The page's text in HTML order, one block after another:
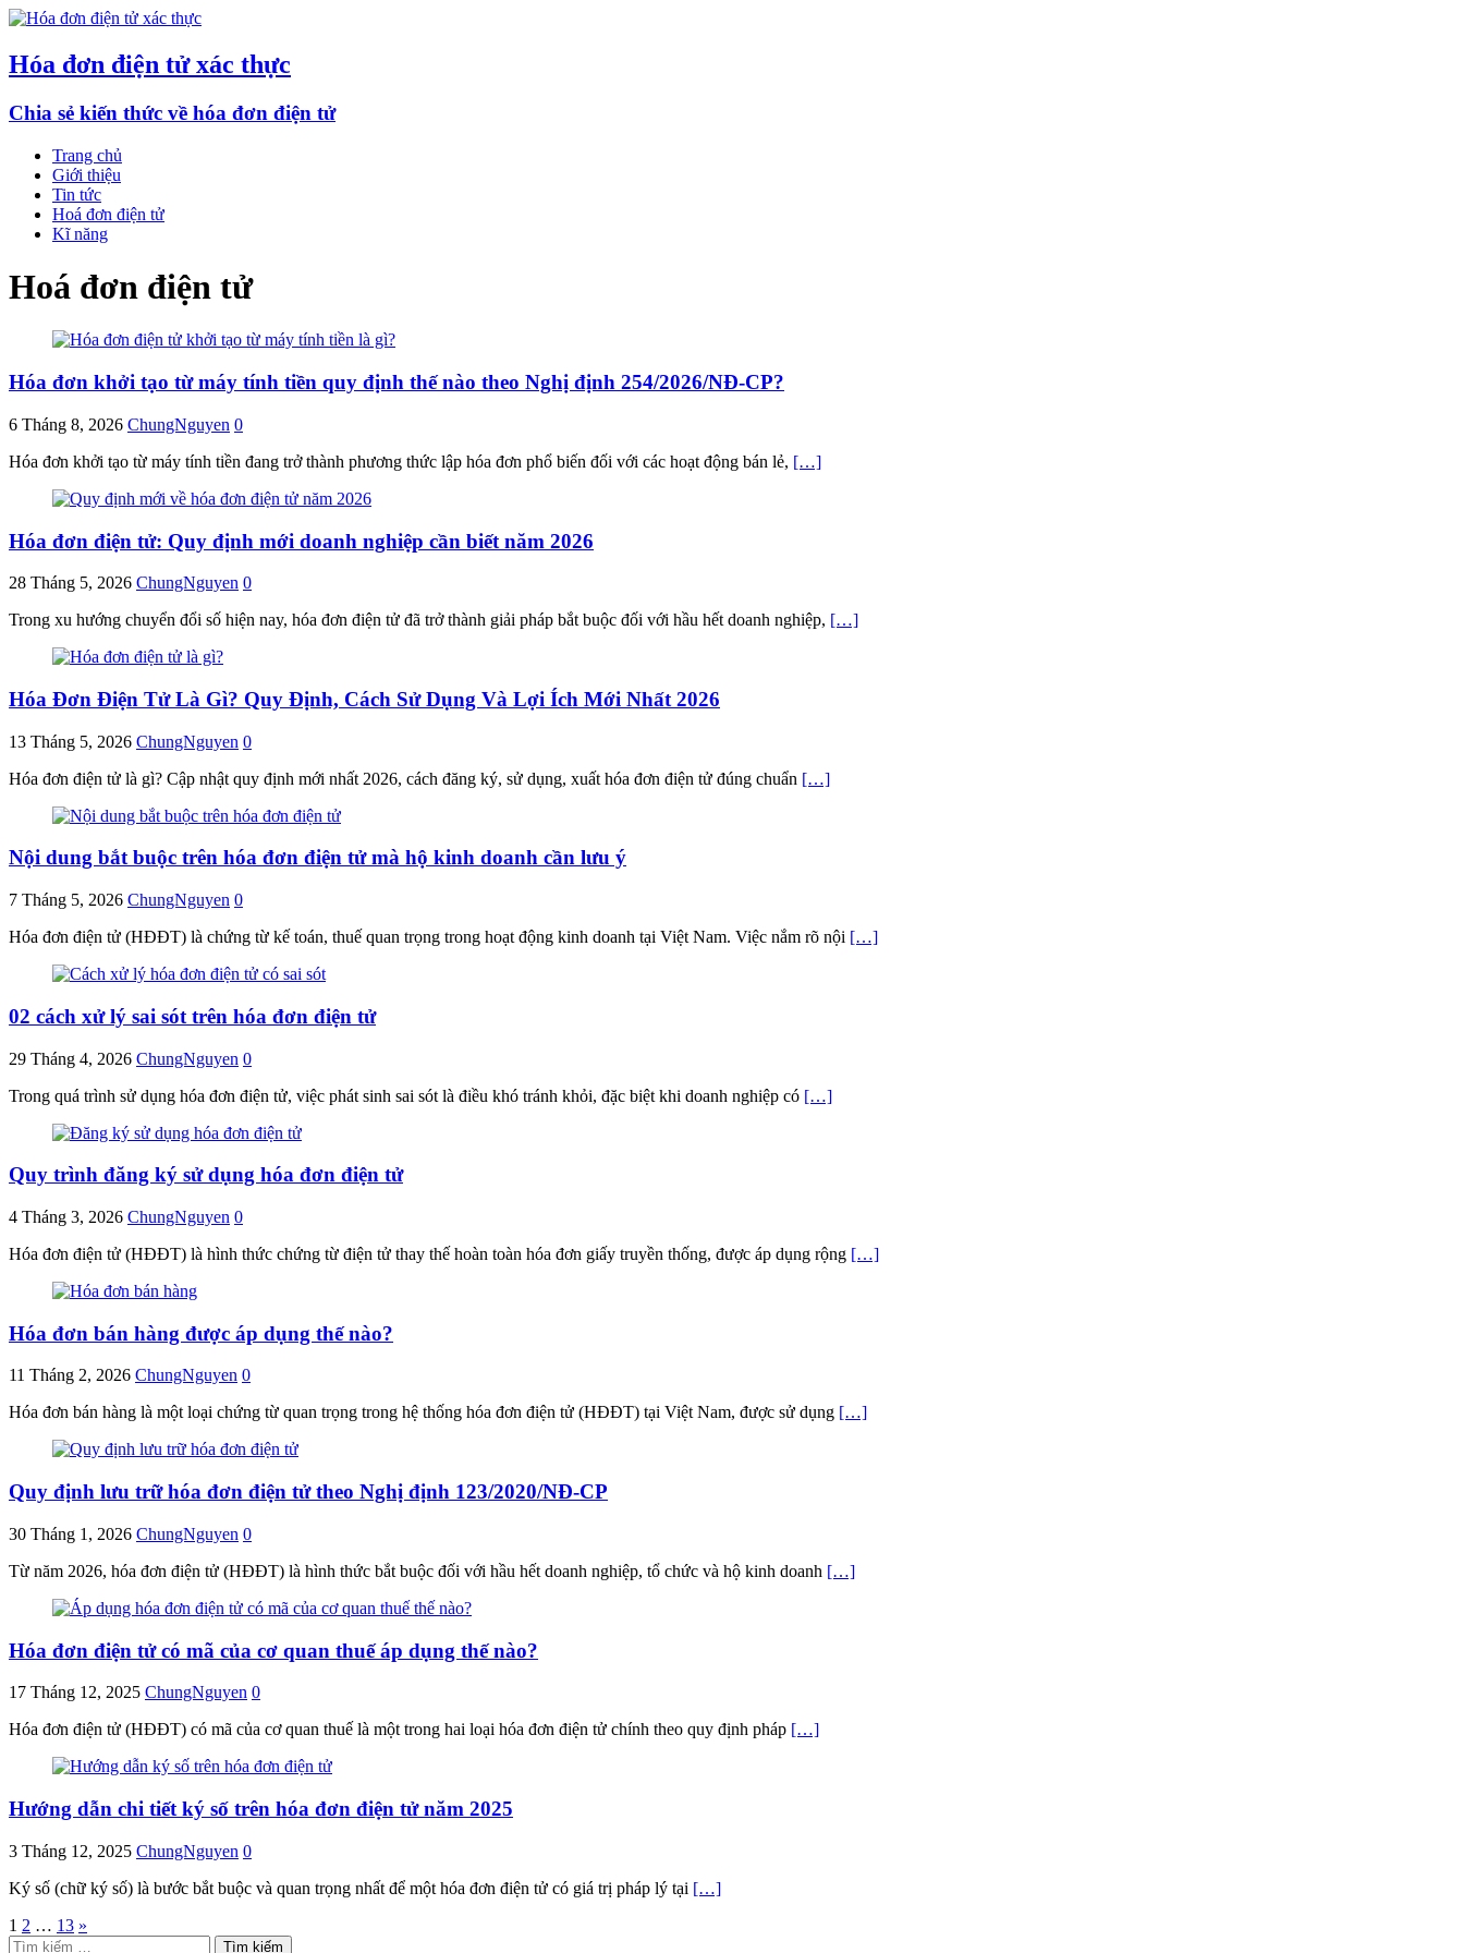
Hóa đơn điện tử xác thực
Chia sẻ kiến thức về hóa đơn điện tử
Trang chủ
Giới thiệu
Tin tức
Hoá đơn điện tử
Kĩ năng
Hoá đơn điện tử
Hóa đơn khởi tạo từ máy tính tiền quy định thế nào theo Nghị định 254/2026/NĐ-CP?
6 Tháng 8, 2026 ChungNguyen 0
Hóa đơn khởi tạo từ máy tính tiền đang trở thành phương thức lập hóa đơn phổ biến đối với các hoạt động bán lẻ, […]
Hóa đơn điện tử: Quy định mới doanh nghiệp cần biết năm 2026
28 Tháng 5, 2026 ChungNguyen 0
Trong xu hướng chuyển đổi số hiện nay, hóa đơn điện tử đã trở thành giải pháp bắt buộc đối với hầu hết doanh nghiệp, […]
Hóa Đơn Điện Tử Là Gì? Quy Định, Cách Sử Dụng Và Lợi Ích Mới Nhất 2026
13 Tháng 5, 2026 ChungNguyen 0
Hóa đơn điện tử là gì? Cập nhật quy định mới nhất 2026, cách đăng ký, sử dụng, xuất hóa đơn điện tử đúng chuẩn […]
Nội dung bắt buộc trên hóa đơn điện tử mà hộ kinh doanh cần lưu ý
7 Tháng 5, 2026 ChungNguyen 0
Hóa đơn điện tử (HĐĐT) là chứng từ kế toán, thuế quan trọng trong hoạt động kinh doanh tại Việt Nam. Việc nắm rõ nội […]
02 cách xử lý sai sót trên hóa đơn điện tử
29 Tháng 4, 2026 ChungNguyen 0
Trong quá trình sử dụng hóa đơn điện tử, việc phát sinh sai sót là điều khó tránh khỏi, đặc biệt khi doanh nghiệp có […]
Quy trình đăng ký sử dụng hóa đơn điện tử
4 Tháng 3, 2026 ChungNguyen 0
Hóa đơn điện tử (HĐĐT) là hình thức chứng từ điện tử thay thế hoàn toàn hóa đơn giấy truyền thống, được áp dụng rộng […]
Hóa đơn bán hàng được áp dụng thế nào?
11 Tháng 2, 2026 ChungNguyen 0
Hóa đơn bán hàng là một loại chứng từ quan trọng trong hệ thống hóa đơn điện tử (HĐĐT) tại Việt Nam, được sử dụng […]
Quy định lưu trữ hóa đơn điện tử theo Nghị định 123/2020/NĐ-CP
30 Tháng 1, 2026 ChungNguyen 0
Từ năm 2026, hóa đơn điện tử (HĐĐT) là hình thức bắt buộc đối với hầu hết doanh nghiệp, tổ chức và hộ kinh doanh […]
Hóa đơn điện tử có mã của cơ quan thuế áp dụng thế nào?
17 Tháng 12, 2025 ChungNguyen 0
Hóa đơn điện tử (HĐĐT) có mã của cơ quan thuế là một trong hai loại hóa đơn điện tử chính theo quy định pháp […]
Hướng dẫn chi tiết ký số trên hóa đơn điện tử năm 2025
3 Tháng 12, 2025 ChungNguyen 0
Ký số (chữ ký số) là bước bắt buộc và quan trọng nhất để một hóa đơn điện tử có giá trị pháp lý tại […]
Phân
1 2 … 13 »
Tìm